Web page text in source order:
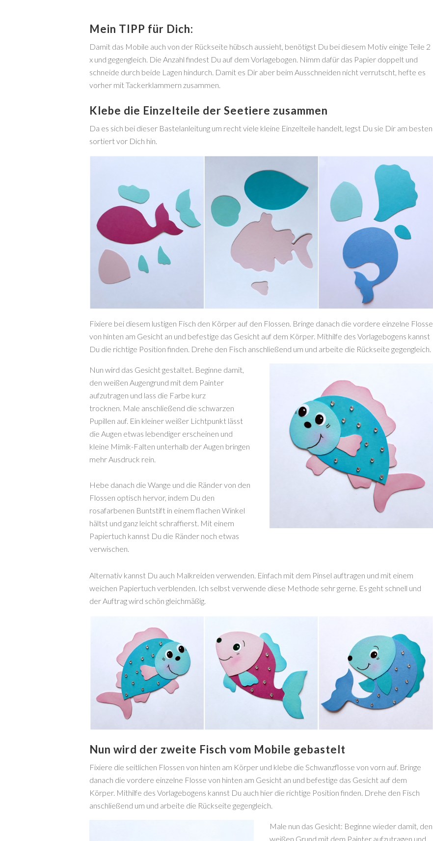
Mein TIPP für Dich:
Damit das Mobile auch von der Rückseite hübsch aussieht, benötigst Du bei diesem Motiv einige Teile 2
x und gegengleich. Die Anzahl findest Du auf dem Vorlagebogen. Nimm dafür das Papier doppelt und
schneide durch beide Lagen hindurch. Damit es Dir aber beim Ausschneiden nicht verrutscht, hefte es
vorher mit Tackerklammern zusammen.
Klebe die Einzelteile der Seetiere zusammen
Da es sich bei dieser Bastelanleitung um recht viele kleine Einzelteile handelt, legst Du sie Dir am besten
sortiert vor Dich hin.
Fixiere bei diesem lustigen Fisch den Körper auf den Flossen. Bringe danach die vordere einzelne Flosse
von hinten am Gesicht an und befestige das Gesicht auf dem Körper. Mithilfe des Vorlagebogens kannst
Du die richtige Position finden. Drehe den Fisch anschließend um und arbeite die Rückseite gegengleich.
Nun wird das Gesicht gestaltet. Beginne damit,
den weißen Augengrund mit dem Painter
aufzutragen und lass die Farbe kurz
trocknen. Male anschließend die schwarzen
Pupillen auf. Ein kleiner weißer Lichtpunkt lässt
die Augen etwas lebendiger erscheinen und
kleine Mimik-Falten unterhalb der Augen bringen
mehr Ausdruck rein.
Hebe danach die Wange und die Ränder von den
Flossen optisch hervor, indem Du den
rosafarbenen Buntstift in einem flachen Winkel
hältst und ganz leicht schraffierst. Mit einem
Papiertuch kannst Du die Ränder noch etwas
verwischen.
Alternativ kannst Du auch Malkreiden verwenden. Einfach mit dem Pinsel auftragen und mit einem
weichen Papiertuch verblenden. Ich selbst verwende diese Methode sehr gerne. Es geht schnell und
der Auftrag wird schön gleichmäßig.
Nun wird der zweite Fisch vom Mobile gebastelt
Fixiere die seitlichen Flossen von hinten am Körper und klebe die Schwanzflosse von vorn auf. Bringe
danach die vordere einzelne Flosse von hinten am Gesicht an und befestige das Gesicht auf dem
Körper. Mithilfe des Vorlagebogens kannst Du auch hier die richtige Position finden. Drehe den Fisch
anschließend um und arbeite die Rückseite gegengleich.
Male nun das Gesicht: Beginne wieder damit, den
weißen Grund mit dem Painter aufzutragen und